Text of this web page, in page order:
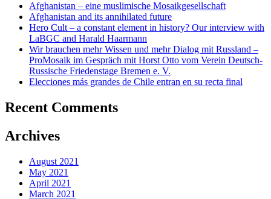
Afghanistan – eine muslimische Mosaikgesellschaft
Afghanistan and its annihilated future
Hero Cult – a constant element in history? Our interview with
LaBGC and Harald Haarmann
Wir brauchen mehr Wissen und mehr Dialog mit Russland –
ProMosaik im Gespräch mit Horst Otto vom Verein Deutsch-
Russische Friedenstage Bremen e. V.
Elecciones más grandes de Chile entran en su recta final
Recent Comments
Archives
August 2021
May 2021
April 2021
March 2021